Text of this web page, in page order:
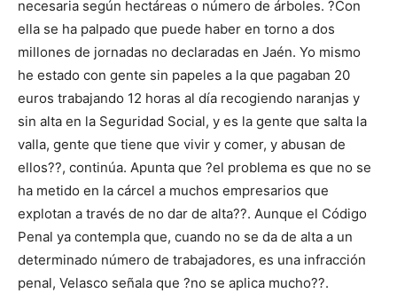
necesaria según hectáreas o número de árboles. ?Con
ella se ha palpado que puede haber en torno a dos
millones de jornadas no declaradas en Jaén. Yo mismo
he estado con gente sin papeles a la que pagaban 20
euros trabajando 12 horas al día recogiendo naranjas y
sin alta en la Seguridad Social, y es la gente que salta la
valla, gente que tiene que vivir y comer, y abusan de
ellos??, continúa. Apunta que ?el problema es que no se
ha metido en la cárcel a muchos empresarios que
explotan a través de no dar de alta??. Aunque el Código
Penal ya contempla que, cuando no se da de alta a un
determinado número de trabajadores, es una infracción
penal, Velasco señala que ?no se aplica mucho??.